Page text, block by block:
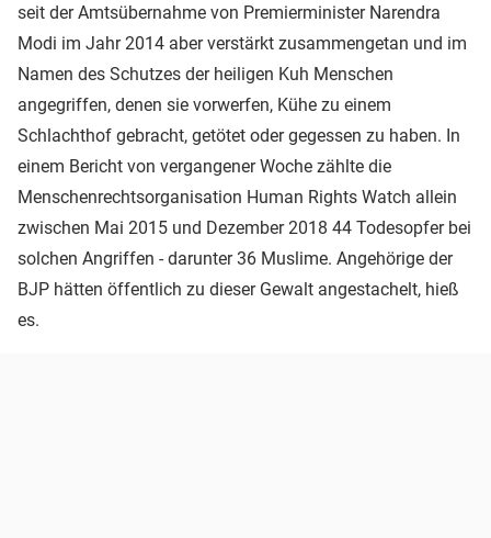
seit der Amtsübernahme von Premierminister Narendra
Modi im Jahr 2014 aber verstärkt zusammengetan und im
Namen des Schutzes der heiligen Kuh Menschen
angegriffen, denen sie vorwerfen, Kühe zu einem
Schlachthof gebracht, getötet oder gegessen zu haben. In
einem Bericht von vergangener Woche zählte die
Menschenrechtsorganisation Human Rights Watch allein
zwischen Mai 2015 und Dezember 2018 44 Todesopfer bei
solchen Angriffen - darunter 36 Muslime. Angehörige der
BJP hätten öffentlich zu dieser Gewalt angestachelt, hieß
es.